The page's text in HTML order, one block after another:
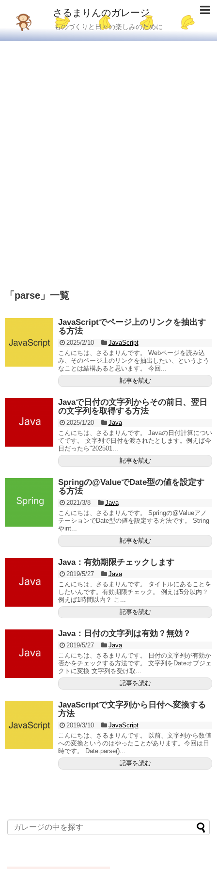
さるまりんのガレージ
ものづくりと日々の楽しみのために
「 parse 」 一覧
JavaScriptでページ上のリンクを抽出す
る方法
2025/2/10
JavaScript
こんにちは、さるまりんです。 Webページを読み込
み、そのページ上のリンクを抽出したい、というよう
なことは結構あると思います。 今回...
記事を読む
Javaで日付の文字列からその前日、翌日
の文字列を取得する方法
2025/1/20
Java
こんにちは、さるまりんです。 Javaの日付計算につい
てです。 文字列で日付を渡されたとします。例えば今
日だったら"202501...
記事を読む
Springの@ValueでDate型の値を設定す
る方法
2021/3/8
Java
こんにちは、さるまりんです。 Springの@Valueアノ
テーションでDate型の値を設定する方法です。 String
やint...
記事を読む
Java：有効期限チェックします
2019/5/27
Java
こんにちは、さるまりんです。 タイトルにあることを
したいんです。有効期限チェック。 例えば5分以内？
例えば1時間以内？ こ...
記事を読む
Java：日付の文字列は有効？無効？
2019/5/27
Java
こんにちは、さるまりんです。 日付の文字列が有効か
否かをチェックする方法です。 文字列をDateオブジェ
クトに変換 文字列を受け取...
記事を読む
JavaScriptで文字列から日付へ変換する
方法
2019/3/10
JavaScript
こんにちは、さるまりんです。 以前、文字列から数値
への変換というのはやったことがあります。今回は日
時です。 Date.parse()...
記事を読む